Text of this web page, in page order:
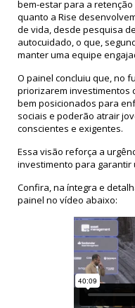
bem-estar para a
quanto a Rise
de vida, desde pesquisa
autocuidado, o que,
manter uma equipe
O painel concluiu que, no
priorizarem investimentos
bem posicionados para
sociais e poderão atrair
conscientes e exigentes.
Essa visão reforça a
investimento para garantir
Confira, na íntegra e
painel no vídeo abaixo: